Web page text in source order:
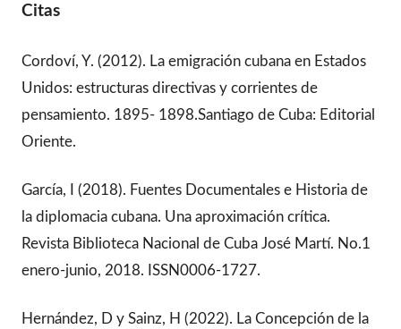
Citas
Cordoví, Y. (2012). La emigración cubana en Estados
Unidos: estructuras directivas y corrientes de
pensamiento. 1895- 1898.Santiago de Cuba: Editorial
Oriente.
García, I (2018). Fuentes Documentales e Historia de
la diplomacia cubana. Una aproximación crítica.
Revista Biblioteca Nacional de Cuba José Martí. No.1
enero-junio, 2018. ISSN0006-1727.
Hernández, D y Sainz, H (2022). La Concepción de la